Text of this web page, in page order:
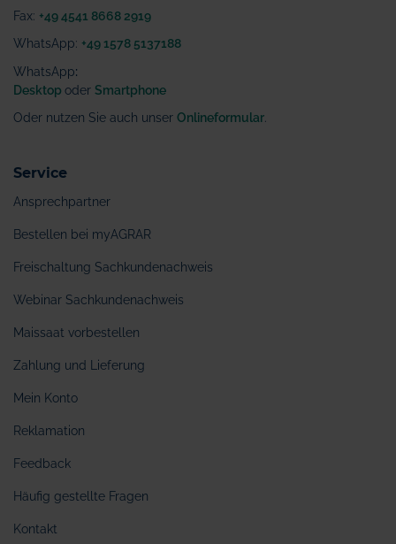
Fax: +49 4541 8668 2919
WhatsApp: +49 1578 5137188
WhatsApp:
Desktop oder Smartphone
Oder nutzen Sie auch unser Onlineformular
Service
Ansprechpartner
Bestellen bei myAGRAR
Freischaltung Sachkundenachweis
Webinar Sachkundenachweis
Maissaat vorbestellen
Zahlung und Lieferung
Mein Konto
Reklamation
Feedback
Häufig gestellte Fragen
Kontakt